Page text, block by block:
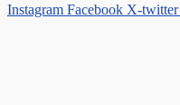
Instagram Facebook X-twitter